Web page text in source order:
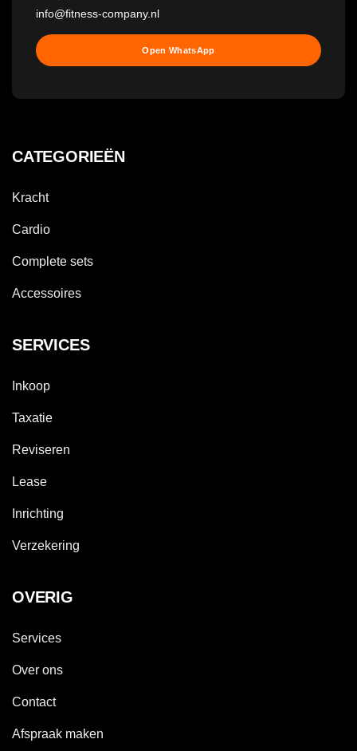
info@fitness-company.nl
Open WhatsApp
CATEGORIEËN
Kracht
Cardio
Complete sets
Accessoires
SERVICES
Inkoop
Taxatie
Reviseren
Lease
Inrichting
Verzekering
OVERIG
Services
Over ons
Contact
Afspraak maken